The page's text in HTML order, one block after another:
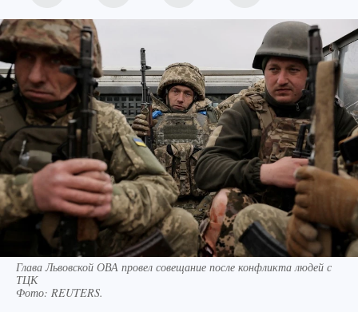
Глава Львовской ОВА провел совещание после конфликта людей с
ТЦК
Фото: REUTERS.